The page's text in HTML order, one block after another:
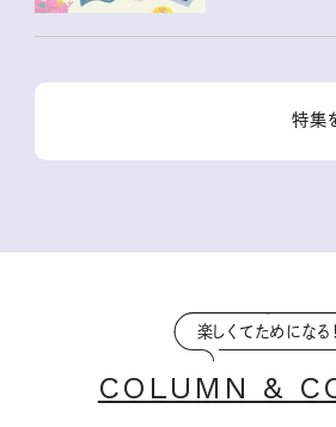
特集
楽しくてためになる！
COLUMN &